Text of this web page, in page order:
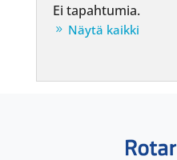
Ei tapahtumia.
Näytä kaikki